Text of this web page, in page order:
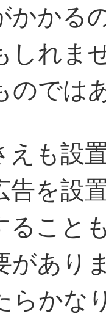
かかる
しれま
のでは
えも設
告を設
ること
があり
らかな